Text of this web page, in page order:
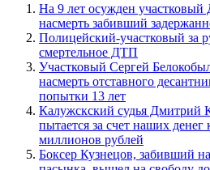
На 9 лет осужден
насмерть забивший
Полицейский-участковый за
смертельное ДТП
Участковый Сергей
насмерть отставного
попытки 13 лет
Калужскский судья Дмитрий
пытается за счет наших
миллионов рублей
Боксер Кузнецов, забивший